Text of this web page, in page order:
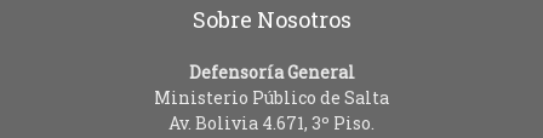
Sobre Nosotros
Defensoría General
Ministerio Público de Salta
Av. Bolivia 4.671, 3º Piso.